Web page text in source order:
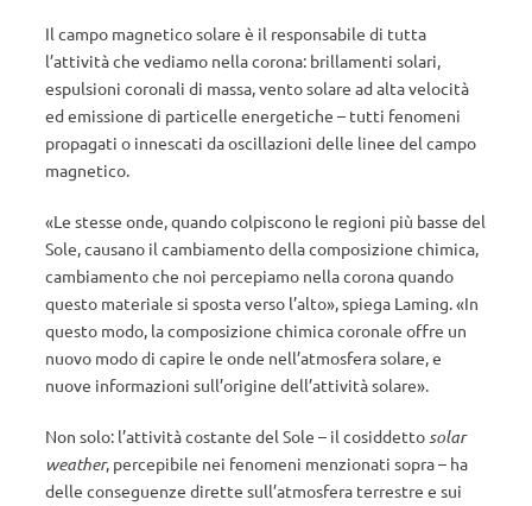
Il campo magnetico solare è il responsabile di tutta
l’attività che vediamo nella corona: brillamenti solari,
espulsioni coronali di massa, vento solare ad alta velocità
ed emissione di particelle energetiche – tutti fenomeni
propagati o innescati da oscillazioni delle linee del campo
magnetico.
«Le stesse onde, quando colpiscono le regioni più basse del
Sole, causano il cambiamento della composizione chimica,
cambiamento che noi percepiamo nella corona quando
questo materiale si sposta verso l’alto», spiega Laming. «In
questo modo, la composizione chimica coronale offre un
nuovo modo di capire le onde nell’atmosfera solare, e
nuove informazioni sull’origine dell’attività solare».
Non solo: l’attività costante del Sole – il cosiddettosolar
weather, percepibile nei fenomeni menzionati sopra – ha
delle conseguenze dirette sull’atmosfera terrestre e sui